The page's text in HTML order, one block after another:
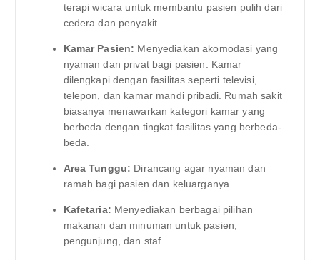
terapi wicara untuk membantu pasien pulih dari
cedera dan penyakit.
Kamar Pasien: Menyediakan akomodasi yang
nyaman dan privat bagi pasien. Kamar
dilengkapi dengan fasilitas seperti televisi,
telepon, dan kamar mandi pribadi. Rumah sakit
biasanya menawarkan kategori kamar yang
berbeda dengan tingkat fasilitas yang berbeda-
beda.
Area Tunggu: Dirancang agar nyaman dan
ramah bagi pasien dan keluarganya.
Kafetaria: Menyediakan berbagai pilihan
makanan dan minuman untuk pasien,
pengunjung, dan staf.